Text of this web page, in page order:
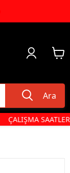
Ara
ÇALIŞMA